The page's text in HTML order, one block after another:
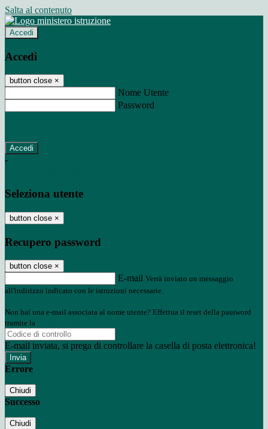
Salta al contenuto
Accedi
Accedi
button close ×
Nome Utente
Password
-
Seleziona utente
button close ×
Recupero password
button close ×
E-mail Verrà inviato un messaggio
all'indirizzo indicato con le istruzioni necessarie.
Non hai una e-mail associata al nome utente? Effettua il reset della password
tramite la
E-mail inviata, si prega di controllare la casella di posta elettronica!
Errore
Chiudi
Successo
Chiudi